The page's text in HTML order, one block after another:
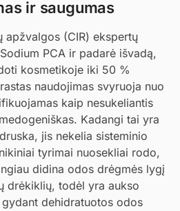
ir saugumas
apžvalgos (CIR) ekspertų
PCA ir padarė išvadą,
kosmetikoje iki 50 %
naudojimas svyruoja nuo
kaip nesukeliantis
Kadangi tai yra
jis nekelia sisteminio
tyrimai nuosekliai rodo,
didina odos drėgmės lygį
drėkiklių, todėl yra aukso
dehidratuotos odos